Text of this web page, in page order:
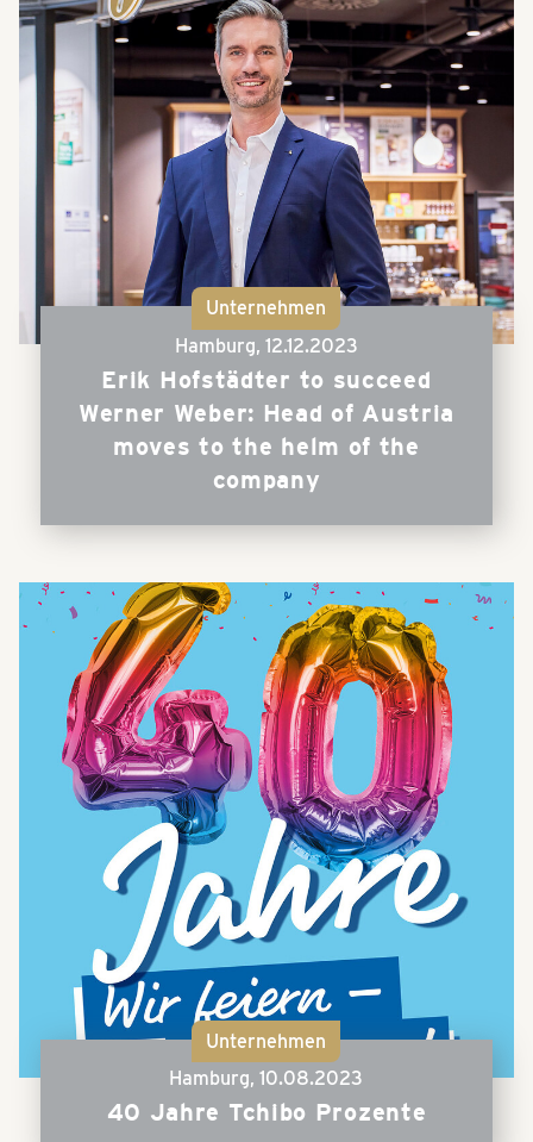
Unternehmen
Hamburg, 12.12.2023
Erik Hofstädter to succeed
Werner Weber: Head of Austria
moves to the helm of the
company
Unternehmen
Hamburg,10.08.2023
40 Jahre Tchibo Prozente